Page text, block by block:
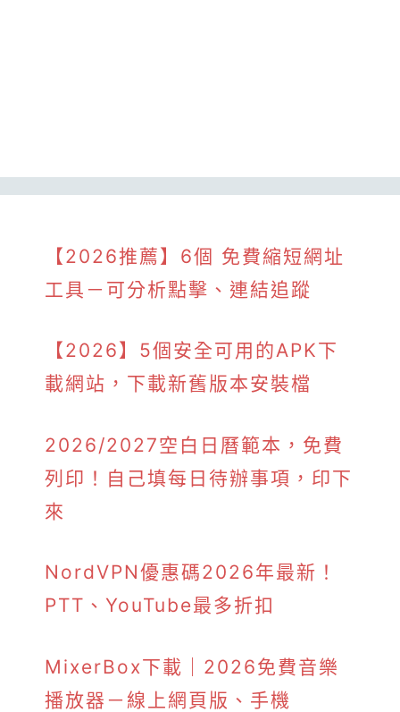
【2026推薦】6個 免費縮短網址
工具－可分析點擊、連結追蹤
【2026】5個安全可用的APK下
載網站，下載新舊版本安裝檔
2026/2027空白日曆範本，免費
列印！自己填每日待辦事項，印下
來
NordVPN優惠碼2026年最新！
PTT、YouTube最多折扣
MixerBox下載｜2026免費音樂
播放器－線上網頁版、手機